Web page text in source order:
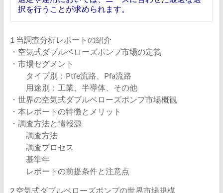
択を行うことが求められます。
1 当調査分析レポートの紹介
・空気式ダブルベローズポンプ市場の定義
・市場セグメント
タイプ別：Ptfe流路、Pfa流路
用途別：工業、半導体、その他
・世界の空気式ダブルベローズポンプ市場概観
・本レポートの特徴とメリット
・調査方法と情報源
調査方法
調査プロセス
基準年
レポートの前提条件と注意点
2 空気式ダブルベローズポンプの世界市場規模